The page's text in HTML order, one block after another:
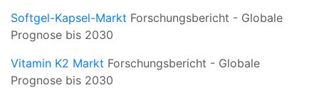
Softgel-Kapsel-Markt Forschungsbericht - Globale
Prognose bis 2030
Vitamin K2 Markt Forschungsbericht - Globale
Prognose bis 2030